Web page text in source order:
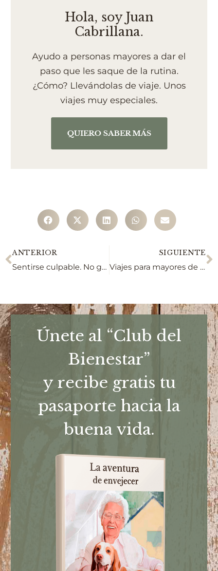
Hola, soy Juan
Cabrillana.
Ayudo a personas mayores a dar el
paso que les saque de la rutina.
¿Cómo? Llevándolas de viaje. Unos
viajes muy especiales.
QUIERO SABER MÁS
ANTERIOR
Sentirse culpable. No gracias
SIGUIENTE
Viajes para mayores de 80 años
Únete al “Club del
Bienestar”
y recibe gratis tu
pasaporte hacia la
buena vida.